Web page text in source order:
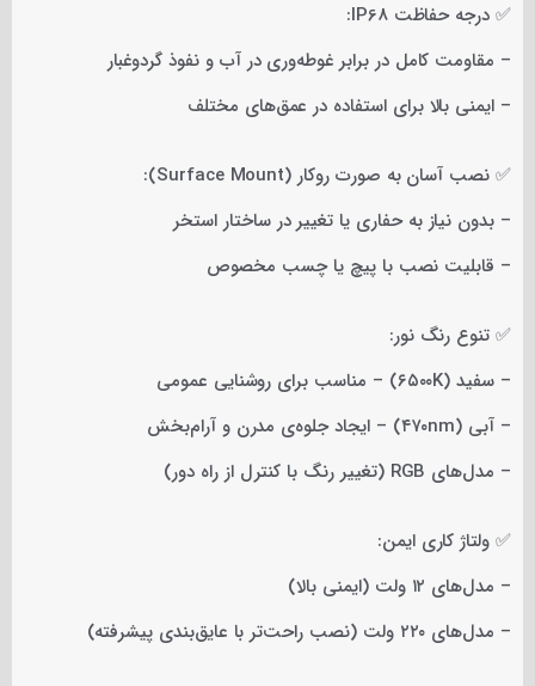
✅ درجه حفاظت IP68:
– مقاومت کامل در برابر غوطه‌وری در آب و نفوذ گردوغبار
– ایمنی بالا برای استفاده در عمق‌های مختلف
✅ نصب آسان به صورت روکار (Surface Mount):
– بدون نیاز به حفاری یا تغییر در ساختار استخر
– قابلیت نصب با پیچ یا چسب مخصوص
✅ تنوع رنگ نور:
– سفید (۶۵۰۰K) – مناسب برای روشنایی عمومی
– آبی (۴۷۰nm) – ایجاد جلوه‌ی مدرن و آرام‌بخش
– مدل‌های RGB (تغییر رنگ با کنترل از راه دور)
✅ ولتاژ کاری ایمن:
– مدل‌های ۱۲ ولت (ایمنی بالا)
– مدل‌های ۲۲۰ ولت (نصب راحت‌تر با عایق‌بندی پیشرفته)